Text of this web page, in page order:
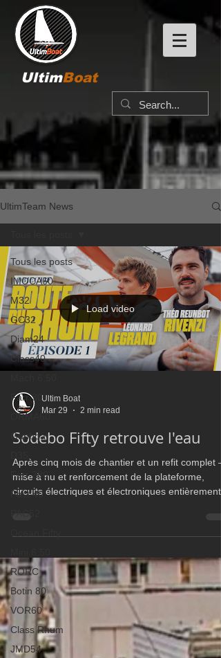
UltimBoat
UltimTeam News
Tous les posts
IMOCA60
M32
GC32
Diam24
Class40
Farr 30
ORMA60
Gunboat
Farr 280
Fast 40
RORC
Botin 80
VOR60
Class Rhum
JMD54
Load video
Ultim Boat
Mar 29
2 min read
Sodebo Fifty retrouve l'eau
Après cinq mois de chantier et un refit complet
mise à nu et renforcement de la plateforme,
circuits électriques et électroniques entièrement
Léonard Legrand, a été remis à l’eau ce